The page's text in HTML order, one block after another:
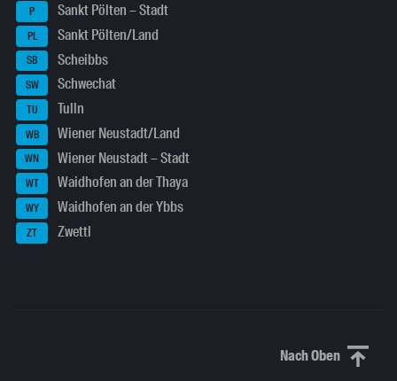
P Sankt Pölten – Stadt
PL Sankt Pölten/Land
SB Scheibbs
SW Schwechat
TU Tulln
WB Wiener Neustadt/Land
WN Wiener Neustadt – Stadt
WT Waidhofen an der Thaya
WY Waidhofen an der Ybbs
ZT Zwettl
Nach ObenNach oben